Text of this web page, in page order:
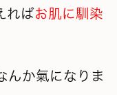
ればお肌に馴染
んか氣になりま